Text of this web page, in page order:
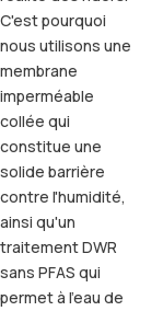
C'est pourquoi
nous utilisons une
membrane
imperméable
collée qui
constitue une
solide barrière
contre l'humidité,
ainsi qu'un
traitement DWR
sans PFAS qui
permet à l'eau de